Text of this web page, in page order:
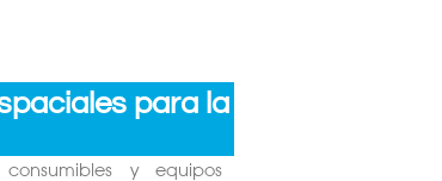
para la
consumibles y equipos